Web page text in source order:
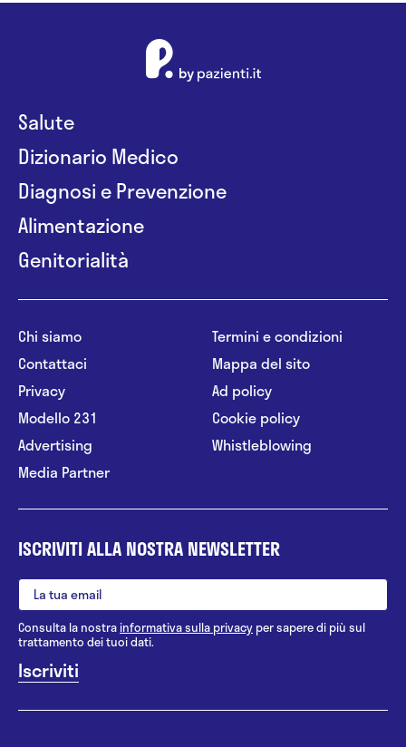
Salute
Dizionario Medico
Diagnosi e Prevenzione
Alimentazione
Genitorialità
Chi siamo
Contattaci
Privacy
Modello 231
Advertising
Media Partner
Termini e condizioni
Mappa del sito
Ad policy
Cookie policy
Whistleblowing
ISCRIVITI ALLA NOSTRA NEWSLETTER
Consulta la nostrainformativa sulla privacy per sapere di più sul
trattamento dei tuoi dati.